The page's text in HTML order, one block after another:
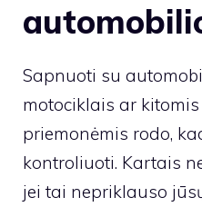
Sapnuoti su
motociklais ar
priemonėmis rodo,
kontroliuoti. Kartais
jei tai nepriklauso